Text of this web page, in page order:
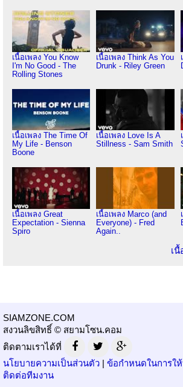
เนื้อเพลง You Know
I'm No Good - The
Rolling Stones
เนื้อเพลง Think As You
Drunk - Riley Green
เนื้อเพลง The Time Of
My Life - Benson
Boone
เนื้อเพลง Love Is A
Stillness - Sam Smith
เนื้อเพลง Great
Expectation - Sienna
Spiro
เนื้อเพลง Marco (and
Everyone) - Fred
Again..
เ
SIAMZONE.COM
สงวนลิขสิทธิ์ © สยามโซน.คอม
ติดตามเราได้ที่
นโยบายความเป็นส่วนตัว | ข้อกำหนดในการใ
ติดต่อทีมงาน